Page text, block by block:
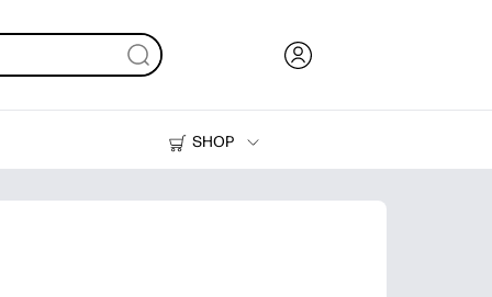
SHOP
Printers